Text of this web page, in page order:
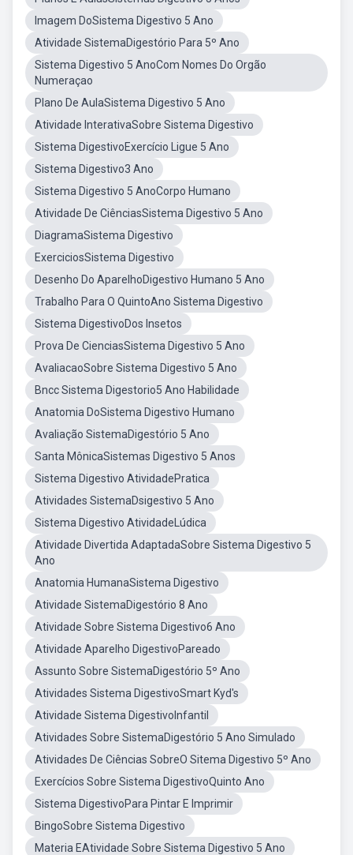
Imagem DoSistema Digestivo 5 Ano
Atividade SistemaDigestório Para 5º Ano
Sistema Digestivo 5 AnoCom Nomes Do Orgão
Numeraçao
Plano De AulaSistema Digestivo 5 Ano
Atividade InterativaSobre Sistema Digestivo
Sistema DigestivoExercício Ligue 5 Ano
Sistema Digestivo3 Ano
Sistema Digestivo 5 AnoCorpo Humano
Atividade De CiênciasSistema Digestivo 5 Ano
DiagramaSistema Digestivo
ExerciciosSistema Digestivo
Desenho Do AparelhoDigestivo Humano 5 Ano
Trabalho Para O QuintoAno Sistema Digestivo
Sistema DigestivoDos Insetos
Prova De CienciasSistema Digestivo 5 Ano
AvaliacaoSobre Sistema Digestivo 5 Ano
Bncc Sistema Digestorio5 Ano Habilidade
Anatomia DoSistema Digestivo Humano
Avaliação SistemaDigestório 5 Ano
Santa MônicaSistemas Digestivo 5 Anos
Sistema Digestivo AtividadePratica
Atividades SistemaDsigestivo 5 Ano
Sistema Digestivo AtividadeLúdica
Atividade Divertida AdaptadaSobre Sistema Digestivo 5
Ano
Anatomia HumanaSistema Digestivo
Atividade SistemaDigestório 8 Ano
Atividade Sobre Sistema Digestivo6 Ano
Atividade Aparelho DigestivoPareado
Assunto Sobre SistemaDigestório 5º Ano
Atividades Sistema DigestivoSmart Kyd's
Atividade Sistema DigestivoInfantil
Atividades Sobre SistemaDigestório 5 Ano Simulado
Atividades De Ciências SobreO Sitema Digestivo 5º Ano
Exercícios Sobre Sistema DigestivoQuinto Ano
Sistema DigestivoPara Pintar E Imprimir
BingoSobre Sistema Digestivo
Materia EAtividade Sobre Sistema Digestivo 5 Ano